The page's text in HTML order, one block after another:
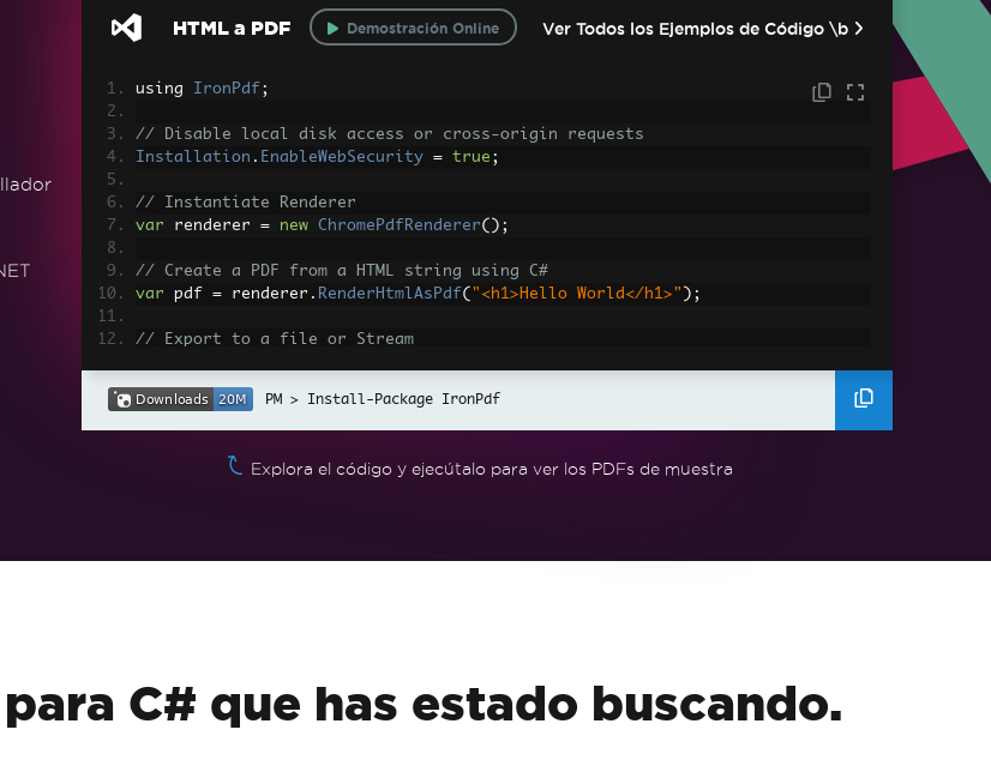
HTML a PDF Demostración Online Ver Todos los Ejemplos de Código \b
using IronPdf ;
// Disable local disk access or cross-origin requests
Installation . EnableWebSecurity = true ;
// Instantiate Renderer
var renderer = new ChromePdfRenderer();
// Create a PDF from a HTML string using C#
var pdf = renderer . RenderHtmlAsPdf( "<h1>Hello World</h1>" );
// Export to a file or Stream
// Advanced Example with HTML Assets
// Load external html assets: Images, CSS and JavaScript.
// An optional BasePath 'C:\site\assets\' is set as the file location to loa
d assets from
Install-Package IronPdf
Explora el código y ejecútalo para ver los PDFs de muestra
C# que has estado buscando.